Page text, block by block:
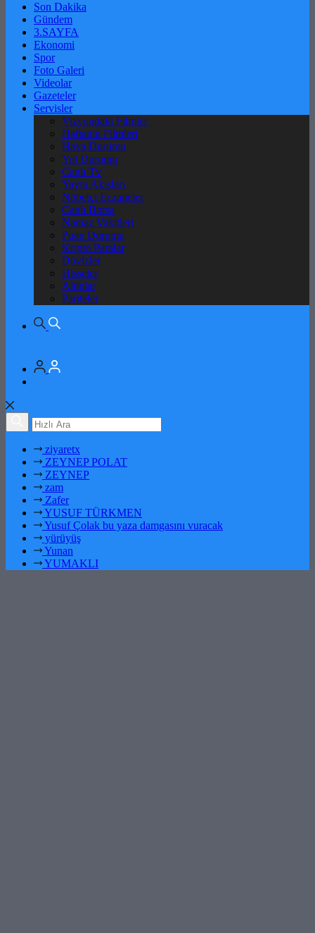
Son Dakika
Gündem
3.SAYFA
Ekonomi
Spor
Foto Galeri
Videolar
Gazeteler
Servisler
Vizyondaki Filmler
Haftanin Filmleri
Hava Durumu
Yol Durumu
Canlı Tv
Yayın Akışları
Nöbetçi Eczaneler
Canlı Borsa
Namaz Vakitleri
Puan Durumu
Kripto Paralar
Dövizler
Hisseler
Altınlar
Pariteler
ziyaretx
ZEYNEP POLAT
ZEYNEP
zam
Zafer
YUSUF TÜRKMEN
Yusuf Çolak bu yaza damgasını vuracak
yürüyüş
Yunan
YUMAKLI